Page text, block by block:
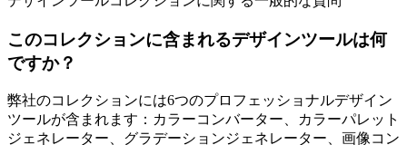
このコレクションに含まれるデザインツールは何
ですか？
弊社のコレクションには6つのプロフェッショナルデザイン
ツールが含まれます：カラーコンバーター、カラーパレット
ジェネレーター、グラデーションジェネレーター、画像コン